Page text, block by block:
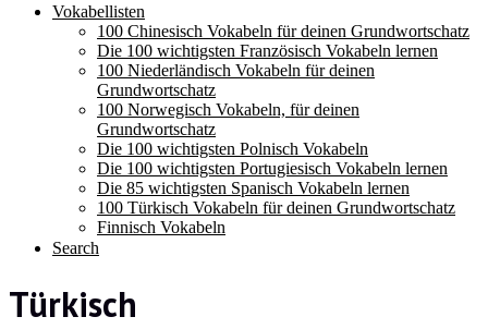
Vokabellisten
100 Chinesisch Vokabeln für deinen Grundwortschatz
Die 100 wichtigsten Französisch Vokabeln lernen
100 Niederländisch Vokabeln für deinen
Grundwortschatz
100 Norwegisch Vokabeln, für deinen
Grundwortschatz
Die 100 wichtigsten Polnisch Vokabeln
Die 100 wichtigsten Portugiesisch Vokabeln lernen
Die 85 wichtigsten Spanisch Vokabeln lernen
100 Türkisch Vokabeln für deinen Grundwortschatz
Finnisch Vokabeln
Search
Türkisch